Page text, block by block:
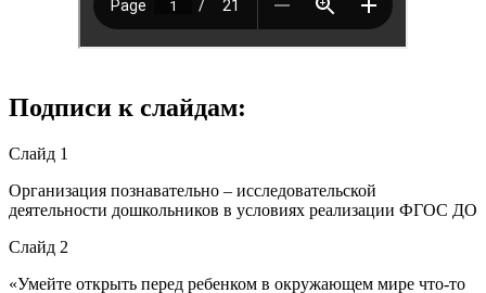
Подписи к слайдам:
Слайд 1
Организация познавательно – исследовательской
деятельности дошкольников в условиях реализации ФГОС ДО
Слайд 2
«Умейте открыть перед ребенком в окружающем мире что-то